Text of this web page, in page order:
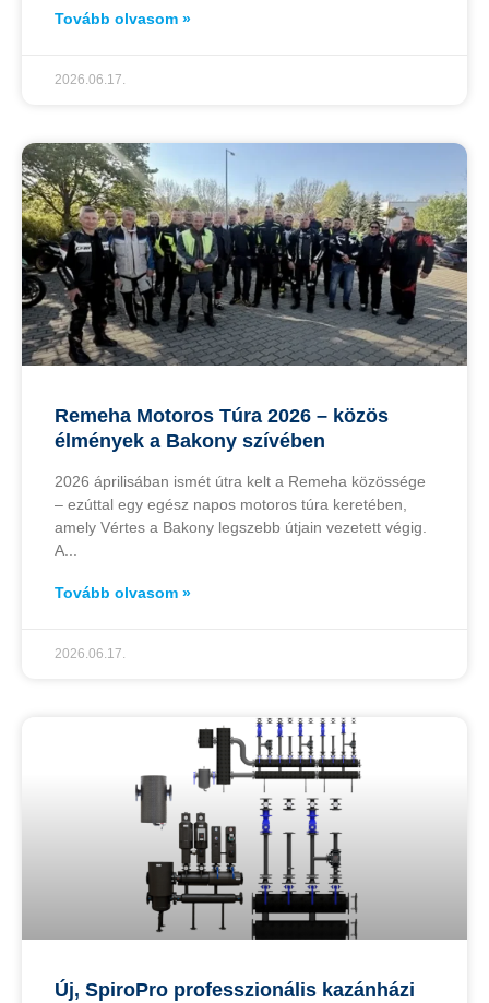
Tovább olvasom »
2026.06.17.
Remeha Motoros Túra 2026 – közös
élmények a Bakony szívében
2026 áprilisában ismét útra kelt a Remeha közössége
– ezúttal egy egész napos motoros túra keretében,
amely Vértes a Bakony legszebb útjain vezetett végig.
A
Tovább olvasom »
2026.06.17.
Új, SpiroPro professzionális kazánházi